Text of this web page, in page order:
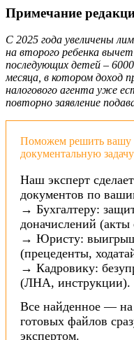
Примечание
С 2025 года увеличены
на второго ребенка
последующих детей –
месяца, в котором доход
налогового агента уже
повторно заявление
Поможем решить
документальную
Наш эксперт
документов по
→ Бухгалтеру:
доначислений (акты
→ Юристу:
(прецеденты,
→ Кадровику:
(ЛНА, инструкции).
Все найденное —
готовых файлов
экспертом.